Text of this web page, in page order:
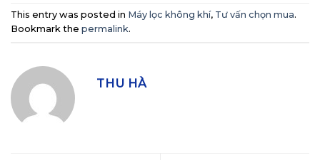
This entry was posted in Máy lọc không khí, Tư vấn chọn mua.
Bookmark the permalink.
THU HÀ